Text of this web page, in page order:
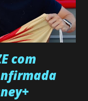
informa a Gabriel
paciente, que está
com